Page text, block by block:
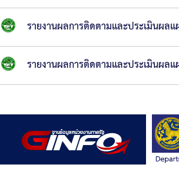
รายงานผลการติดตามและประเมินผ
รายงานผลการติดตามและประเมินผ